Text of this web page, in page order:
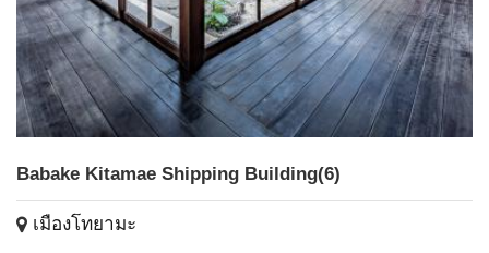
Babake Kitamae Shipping Building(6)
เมืองโทยามะ